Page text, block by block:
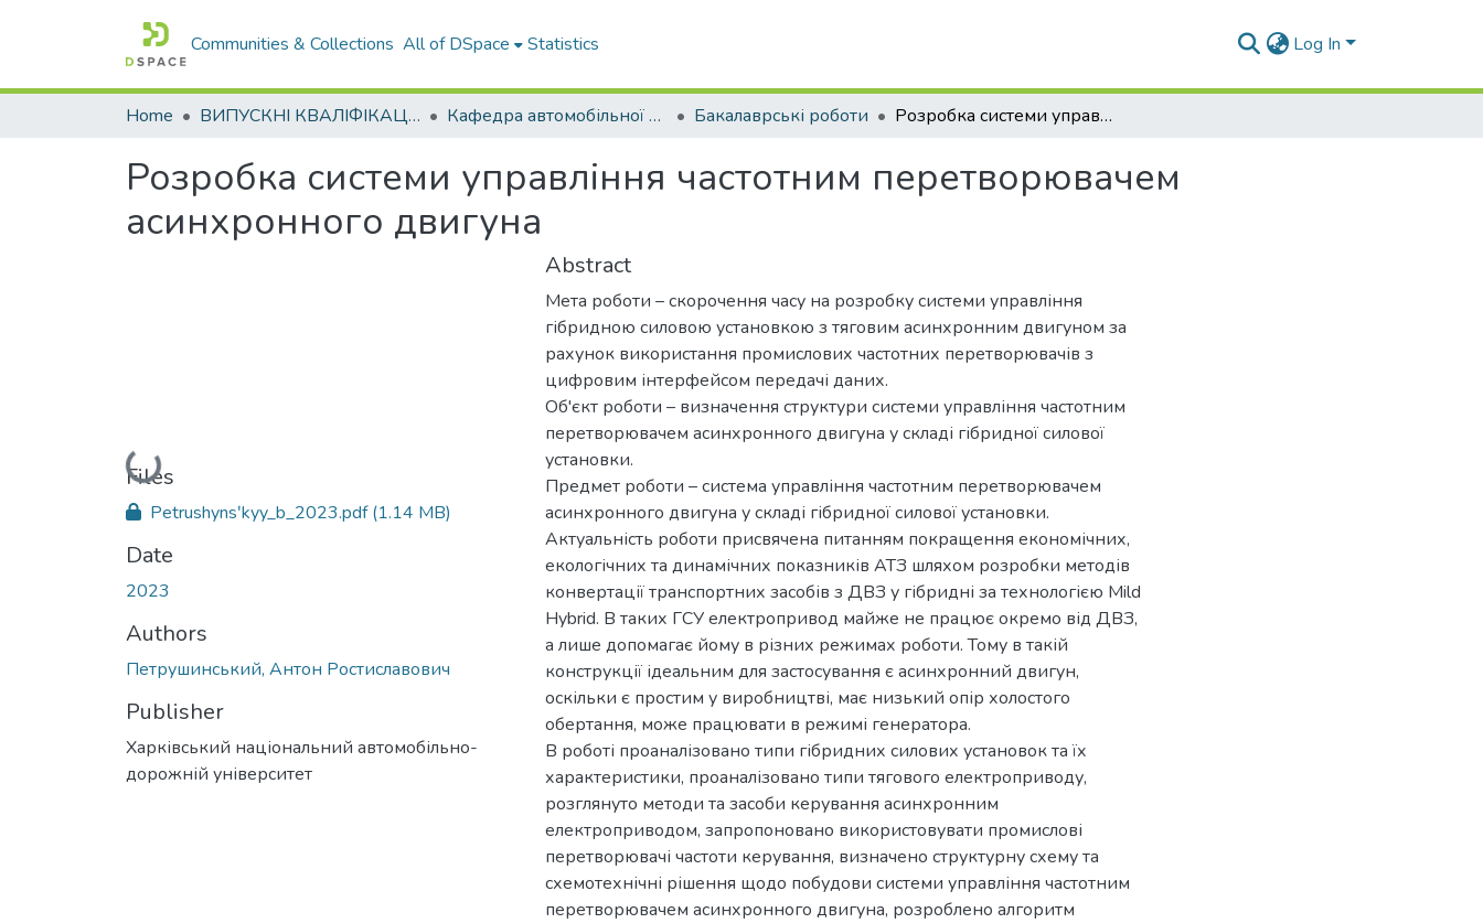
Communities & Collections All of DSpace Statistics Log In
Home ВИПУСКНІ КВАЛІФІКАЦІЙНІ РОБОТИ Кафедра автомобільної електроніки Бакалаврські роботи Розробка системи управління частотним перетворювачем асинхронного двигуна
Розробка системи управління частотним перетворювачем
асинхронного двигуна
Loading...
Files
Petrushynsʹkyy_b_2023.pdf(1.14 MB)
Date
2023
Authors
Петрушинський, Антон Ростиславович
Publisher
Харківський національний автомобільно-
дорожній університет
Abstract
Мета роботи – скорочення часу на розробку системи управління
гібридною силовою установкою з тяговим асинхронним двигуном за
рахунок використання промислових частотних перетворювачів з
цифровим інтерфейсом передачі даних.
Об'єкт роботи – визначення структури системи управління частотним
перетворювачем асинхронного двигуна у складі гібридної силової
установки.
Предмет роботи – система управління частотним перетворювачем
асинхронного двигуна у складі гібридної силової установки.
Актуальність роботи присвячена питанням покращення економічних,
екологічних та динамічних показників АТЗ шляхом розробки методів
конвертації транспортних засобів з ДВЗ у гібридні за технологією Mild
Hybrid. В таких ГСУ електропривод майже не працює окремо від ДВЗ,
а лише допомагає йому в різних режимах роботи. Тому в такій
конструкції ідеальним для застосування є асинхронний двигун,
оскільки є простим у виробництві, має низький опір холостого
обертання, може працювати в режимі генератора.
В роботі проаналізовано типи гібридних силових установок та їх
характеристики, проаналізовано типи тягового електроприводу,
розглянуто методи та засоби керування асинхронним
електроприводом, запропоновано використовувати промислові
перетворювачі частоти керування, визначено структурну схему та
схемотехнічні рішення щодо побудови системи управління частотним
перетворювачем асинхронного двигуна, розроблено алгоритм